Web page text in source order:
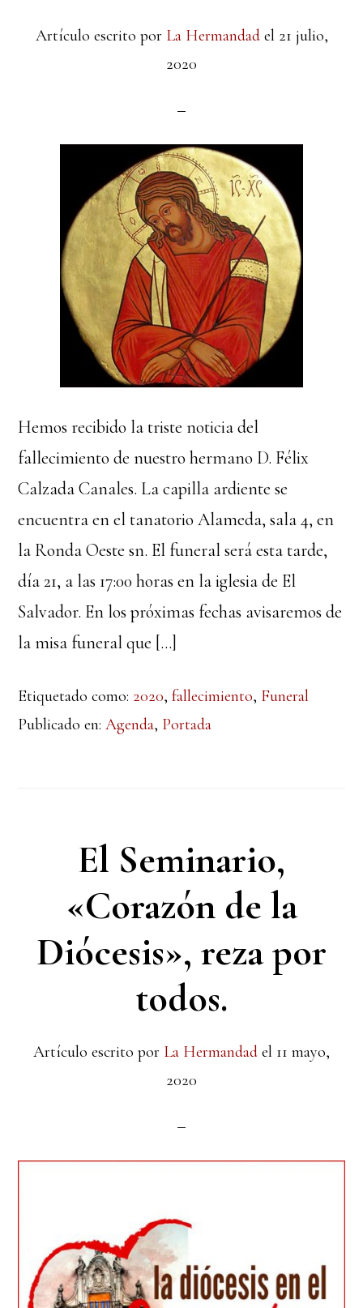
Artículo escrito por La Hermandadel 21 julio,
2020
Hemos recibido la triste noticia del
fallecimiento de nuestro hermano D. Félix
Calzada Canales. La capilla ardiente se
encuentra en el tanatorio Alameda, sala 4, en
la Ronda Oeste sn. El funeral será esta tarde,
día 21, a las 17:00 horas en la iglesia de El
Salvador. En los próximas fechas avisaremos de
la misa funeral que […]
Etiquetado como: 2020,fallecimiento, Funeral
Publicado en:Agenda, Portada
El Seminario,
«Corazón de la
Diócesis», reza por
todos.
Artículo escrito por La Hermandad el 11 mayo,
2020